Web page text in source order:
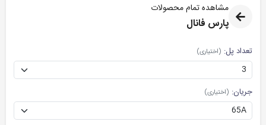
مشاهده تمام محصولات
پارس فانال
تعداد پل: (اختیاری)
جریان: (اختیاری)